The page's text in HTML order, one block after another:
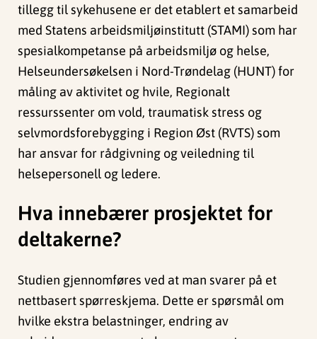
tillegg til sykehusene er det etablert et samarbeid
med Statens arbeidsmiljøinstitutt (STAMI) som har
spesialkompetanse på arbeidsmiljø og helse,
Helseundersøkelsen i Nord-Trøndelag (HUNT) for
måling av aktivitet og hvile, Regionalt
ressurssenter om vold, traumatisk stress og
selvmordsforebygging i Region Øst (RVTS) som
har ansvar for rådgivning og veiledning til
helsepersonell og ledere.
Hva innebærer prosjektet for
deltakerne?
Studien gjennomføres ved at man svarer på et
nettbasert spørreskjema. Dette er spørsmål om
hvilke ekstra belastninger, endring av